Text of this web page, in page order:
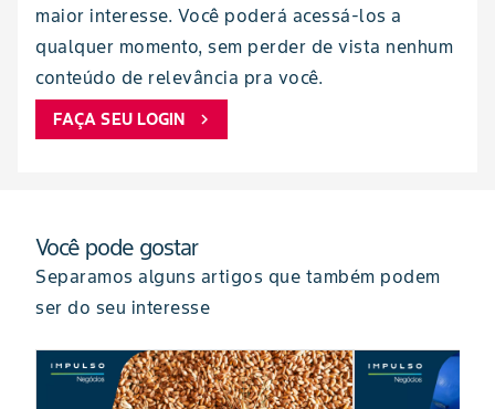
maior interesse. Você poderá acessá-los a
qualquer momento, sem perder de vista nenhum
conteúdo de relevância pra você.
FAÇA SEU LOGIN chevron_right
Você pode gostar
Separamos alguns artigos que também podem
ser do seu interesse